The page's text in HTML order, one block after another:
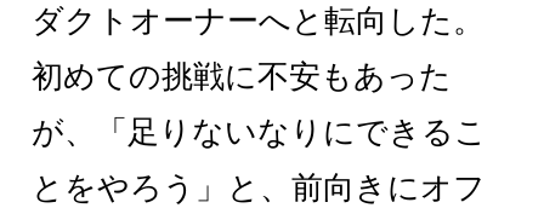
ダクトオーナーへと転向した。
初めての挑戦に不安もあった
が、「足りないなりにできるこ
とをやろう」と、前向きにオフ